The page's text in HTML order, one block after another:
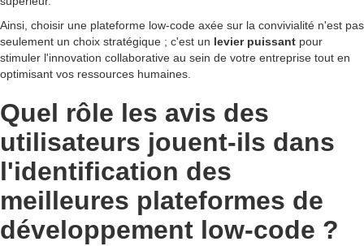
Ainsi, choisir une plateforme low-code axée sur la convivialité n'est pas
seulement un choix stratégique ; c'est un levier puissant pour
stimuler l'innovation collaborative au sein de votre entreprise tout en
optimisant vos ressources humaines.
Quel rôle les avis des
utilisateurs jouent-ils dans
l'identification des
meilleures plateformes de
développement low-code ?